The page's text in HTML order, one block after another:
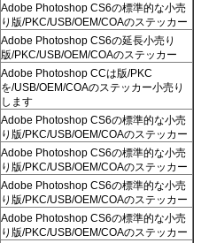
Adobe Photoshop CS6の標準的な小売
り版/PKC/USB/OEM/COAのステッカー
Adobe Photoshop CS6の延長小売り
版/PKC/USB/OEM/COAのステッカー
Adobe Photoshop CCは版/PKC
を/USB/OEM/COAのステッカー小売り
します
Adobe Photoshop CS6の標準的な小売
り版/PKC/USB/OEM/COAのステッカー
Adobe Photoshop CS6の標準的な小売
り版/PKC/USB/OEM/COAのステッカー
Adobe Photoshop CS6の標準的な小売
り版/PKC/USB/OEM/COAのステッカー
Adobe Photoshop CS6の標準的な小売
り版/PKC/USB/OEM/COAのステッカー